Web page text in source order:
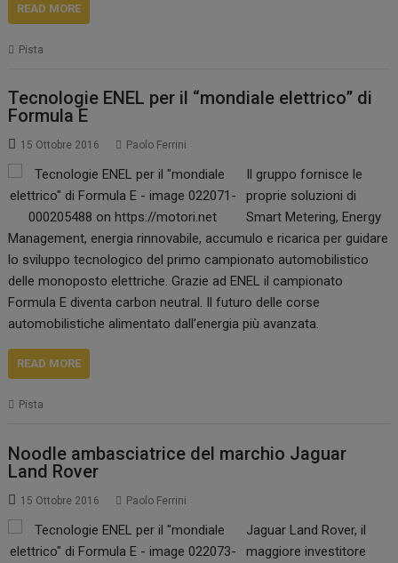
READ MORE
Pista
Tecnologie ENEL per il “mondiale elettrico” di
Formula E
15 Ottobre 2016 Paolo Ferrini
Il gruppo fornisce le
proprie soluzioni di
Smart Metering, Energy
Management, energia rinnovabile, accumulo e ricarica per guidare
lo sviluppo tecnologico del primo campionato automobilistico
delle monoposto elettriche. Grazie ad ENEL il campionato
Formula E diventa carbon neutral. Il futuro delle corse
automobilistiche alimentato dall’energia più avanzata.
READ MORE
Pista
Noodle ambasciatrice del marchio Jaguar
Land Rover
15 Ottobre 2016 Paolo Ferrini
Jaguar Land Rover, il
maggiore investitore